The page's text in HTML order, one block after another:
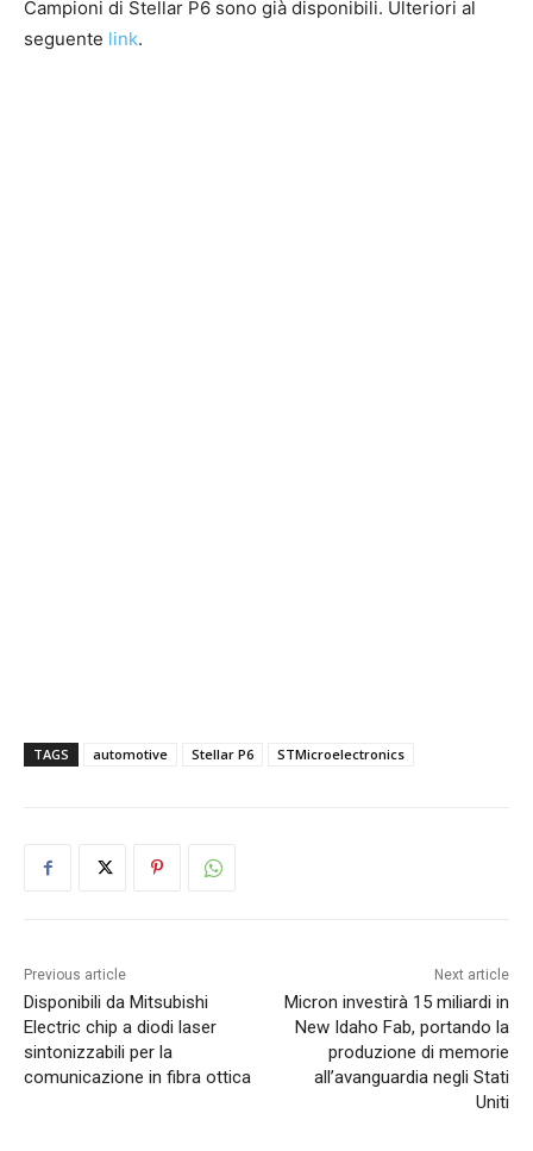
Campioni di Stellar P6 sono già disponibili. Ulteriori al
seguente link.
TAGS automotive Stellar P6 STMicroelectronics
Previous article
Disponibili da Mitsubishi
Electric chip a diodi laser
sintonizzabili per la
comunicazione in fibra ottica
Next article
Micron investirà 15 miliardi in
New Idaho Fab, portando la
produzione di memorie
all’avanguardia negli Stati
Uniti